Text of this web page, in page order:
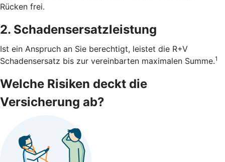
Rücken frei.
2. Schadensersatzleistung
Ist ein Anspruch an Sie berechtigt, leistet die R+V
Schadensersatz bis zur vereinbarten maximalen Summe.1
Welche Risiken deckt die
Versicherung ab?